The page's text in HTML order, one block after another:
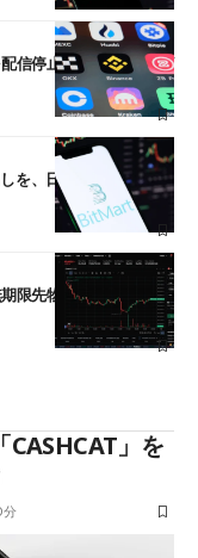
信停止──OKXやバイビ
を、日本人利用者も対
限先物を生んだ11年に
CASHCAT」を
分